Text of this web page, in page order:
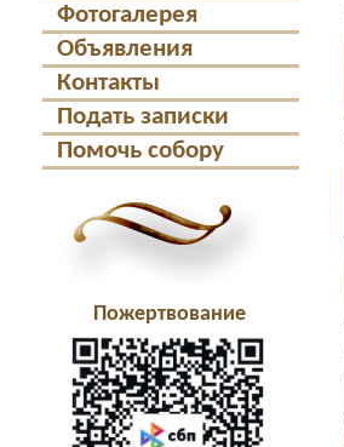
Фотогалерея
Объявления
Контакты
Подать записки
Помочь собору
Пожертвование